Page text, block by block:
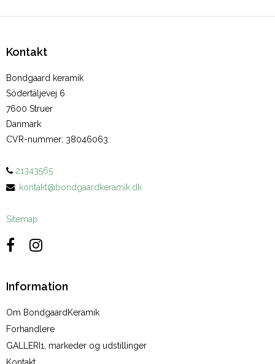
Kontakt
Bondgaard keramik
Södertäljevej 6
7600 Struer
Danmark
CVR-nummer: 38046063
21343565
: kontakt@bondgaardkeramik.dk
Sitemap
Information
Om BondgaardKeramik
Forhandlere
GALLERI1, markeder og udstillinger
Kontakt